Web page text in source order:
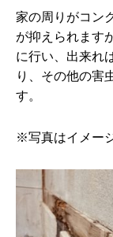
家の周りがコン
が抑えられます
に行い、出来れ
り、その他の害
す。
※写真はイメー